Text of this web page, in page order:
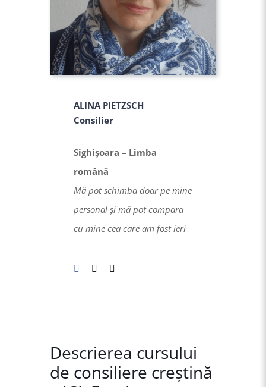
ALINA PIETZSCH
Consilier
Sighişoara – Limba
română
Mă pot schimba doar pe mine
personal și mă pot compara
cu mine cea care am fost ieri
Descrierea cursului
de consiliere creştină